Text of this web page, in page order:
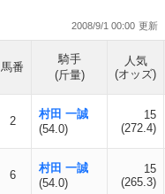
2008/9/1 00:00
馬番
騎手
(斤量)
人気
(オッズ)
2
村田 一誠
(54.0)
15
(272.4)
6
村田 一誠
(54.0)
15
(265.3)